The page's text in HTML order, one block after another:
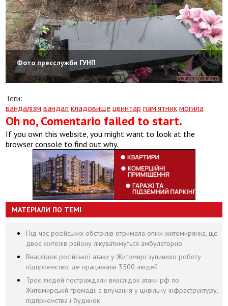
Фото пресслужби ГУНП
Теги:
вандалізм вандал кладовище цвинтар пам’ятник могила
Oh no, Comentario failed to start.
If you own this website, you might want to look at the
browser console to find out why.
МАТЕРІАЛИ ПО ТЕМІ
Під час російських обстрілів отримала опіки житомирянка, ще
двоє жителів району лікуватимуться амбулаторно
Внаслідок російської атаки у Житомирі зупинило роботу
підприємство, де працювали 3500 людей
Троє людей постраждали внаслідок атаки рф по
Житомирській громаді: є влучання у цивільну інфраструктуру,
підприємства і будинок